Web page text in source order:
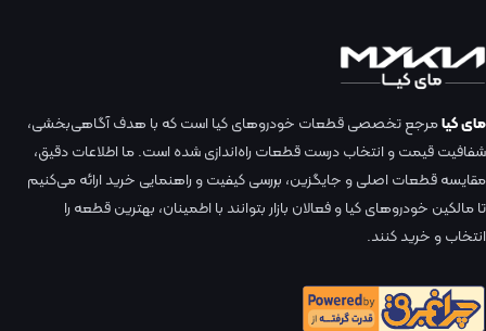
مای کیامرجع تخصصی قطعات خودروهای کیا است که با هدف آگاهی‌بخشی،
شفافیت قیمت و انتخاب درست قطعات راه‌اندازی شده است. ما اطلاعات دقیق،
مقایسه قطعات اصلی و جایگزین، بررسی کیفیت و راهنمایی خرید ارائه می‌کنیم
تا مالکین خودروهای کیا و فعالان بازار بتوانند با اطمینان، بهترین قطعه را
انتخاب و خرید کنند.